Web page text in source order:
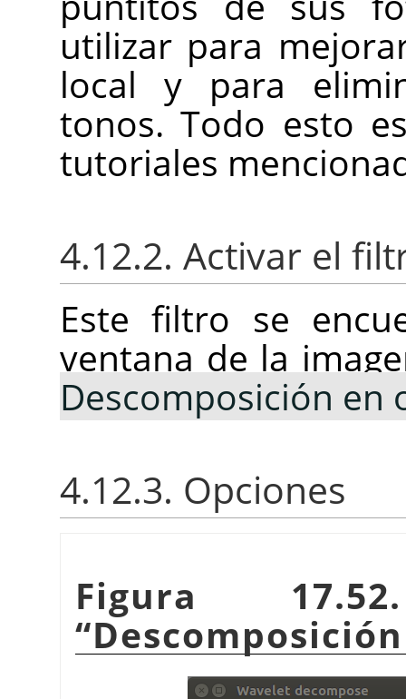
utilizar para
local y para
tonos. Todo esto
tutoriales
4.12.2. Activar el
Este filtro se
ventana de la
Descomposición en
4.12.3. Opciones
Figura
“